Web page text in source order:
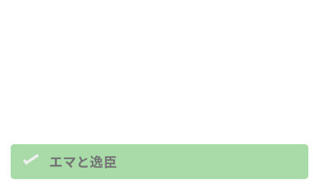
エマと逸臣